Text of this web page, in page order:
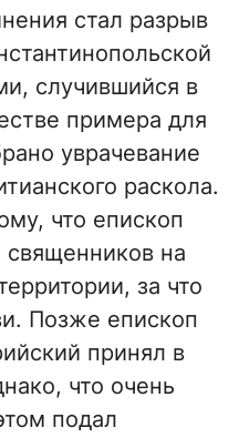
стал разрыв
случившийся в
примера для
уврачевание
раскола.
что епископ
священников на
за что
Позже епископ
принял в
что очень
подал